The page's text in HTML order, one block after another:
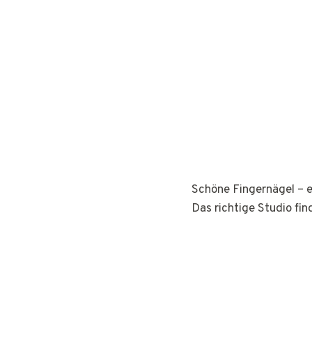
Schöne Fingernägel –
Das richtige Studio